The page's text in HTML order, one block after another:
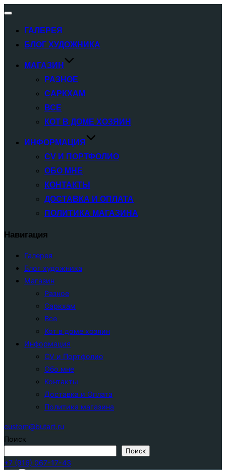
Переключатель
ГАЛЕРЕЯ
БЛОГ ХУДОЖНИКА
МАГАЗИН
РАЗНОЕ
САРКХАМ
ВСЕ
КОТ В ДОМЕ ХОЗЯИН
ИНФОРМАЦИЯ
CV И ПОРТФОЛИО
ОБО МНЕ
КОНТАКТЫ
ДОСТАВКА И ОПЛАТА
ПОЛИТИКА МАГАЗИНА
Навигация
Галерея
Блог художника
Магазин
Разное
Саркхам
Все
Кот в доме хозяин
Информация
CV и Портфолио
Обо мне
Контакты
Доставка и Оплата
Политика магазина
custom@butart.ru
Поиск
Поиск
+7 (916) 067-17-43